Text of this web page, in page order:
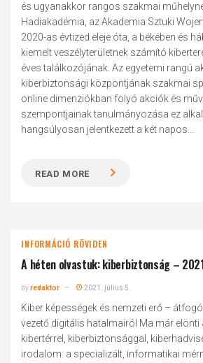
és ugyanakkor rangos szakmai
Hadiakadémia, az Akademia Sztuki
2020-as évtized eleje óta, a békében és
kiemelt veszélyterületnek számító
éves találkozójának. Az egyetemi rangú
kiberbiztonsági központjának szakmai
online dimenziókban folyó akciók és
szempontjainak tanulmányozása ez
hangsúlyosan jelentkezett a két napos...
READ MORE
INFORMÁCIÓ RÖVIDEN
A héten olvastuk: kiberbiztonság –
byredaktor 2021. július 5.
Kiber képességek és nemzeti erő –
vezető digitális hatalmairól Ma már elönti
kibertérrel, kiberbiztonsággal,
irodalom: a specializált, informatikai